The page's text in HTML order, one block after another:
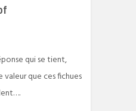
qui se tient,
valeur que ces fichues